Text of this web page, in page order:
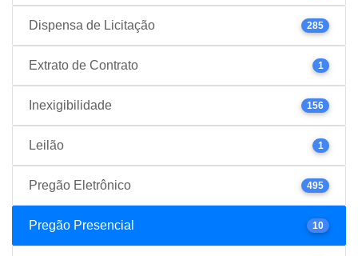
Dispensa de Licitação 285
Extrato de Contrato 1
Inexigibilidade 156
Leilão 1
Pregão Eletrônico 495
Pregão Presencial 10